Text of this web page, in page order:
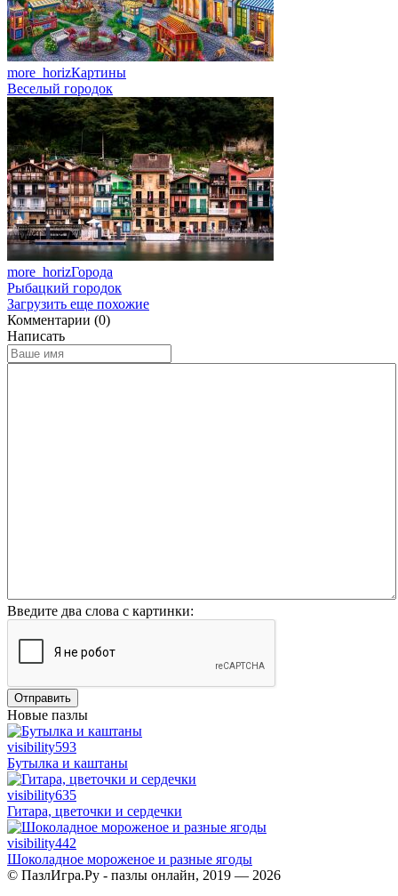
more_horizКартины
Веселый городок
more_horizГорода
Рыбацкий городок
Загрузить еще похожие
Комментарии (0)
Написать
Введите два слова с картинки:
Отправить
Новые пазлы
visibility593
Бутылка и каштаны
visibility635
Гитара, цветочки и сердечки
visibility442
Шоколадное мороженое и разные ягоды
© ПазлИгра.Ру - пазлы онлайн, 2019 — 2026